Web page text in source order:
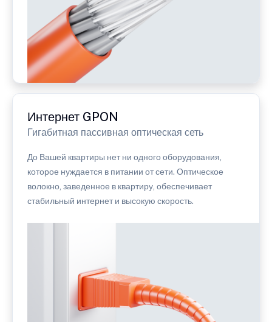
Интернет GPON
Гигабитная пассивная оптическая сеть
До Вашей квартиры нет ни одного оборудования,
которое нуждается в питании от сети. Оптическое
волокно, заведенное в квартиру, обеспечивает
стабильный интернет и высокую скорость.